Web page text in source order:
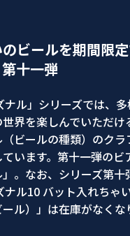
ビールを期間限
十一弾
ナル」シリーズでは、
界を楽しんでいただけ
ビールの種類）のクラ
います。第十一弾のビ
。なお、シリーズ第十
ナル10 バット入れちゃ
ール）」は在庫がなく